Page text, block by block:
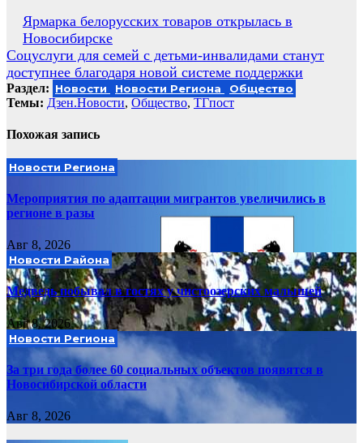
Навигация
по
записям
Ярмарка белорусских товаров открылась в
Новосибирске
Соцуслуги для семей с детьми-инвалидами станут
доступнее благодаря новой системе поддержки
Раздел: Новости Новости Региона Общество
Темы: Дзен.Новости, Общество, ТГпост
Похожая запись
Новости Региона
Мероприятия по адаптации мигрантов увеличились в
регионе в разы
Авг 8, 2026
Новости Района
Медведь побывал в гостях у чистоозерских малышей
Авг 8, 2026
Новости Региона
За три года более 60 социальных объектов появятся в
Новосибирской области
Авг 8, 2026